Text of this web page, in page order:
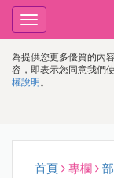
為提供您更多優質的內
容，即表示您同意我們
權說明 。
Toggle
navigation
首頁 專欄